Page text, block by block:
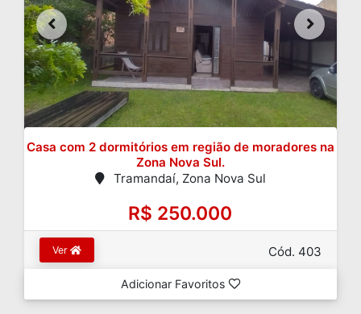
Casa com 2 dormitórios em região de moradores na
Zona Nova Sul.
Tramandaí, Zona Nova Sul
R$ 250.000
Ver Cód. 403
Adicionar Favoritos